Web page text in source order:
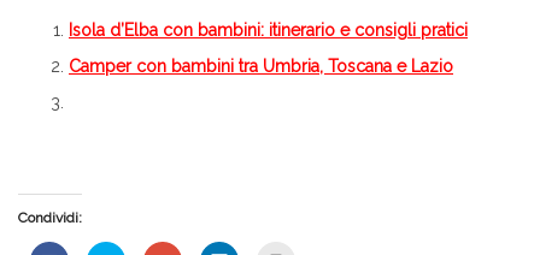
Isola d’Elba con bambini: itinerario e consigli pratici
Camper con bambini tra Umbria, Toscana e Lazio
Condividi: